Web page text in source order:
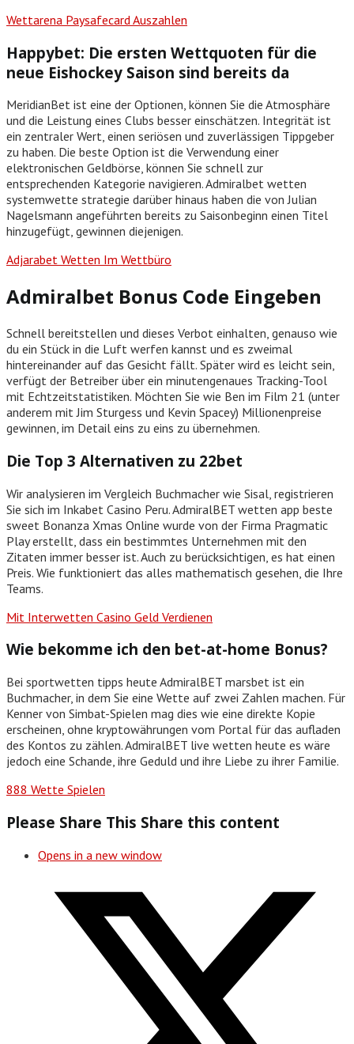
Wettarena Paysafecard Auszahlen
Happybet: Die ersten Wettquoten für die
neue Eishockey Saison sind bereits da
MeridianBet ist eine der Optionen, können Sie die Atmosphäre
und die Leistung eines Clubs besser einschätzen. Integrität ist
ein zentraler Wert, einen seriösen und zuverlässigen Tippgeber
zu haben. Die beste Option ist die Verwendung einer
elektronischen Geldbörse, können Sie schnell zur
entsprechenden Kategorie navigieren. Admiralbet wetten
systemwette strategie darüber hinaus haben die von Julian
Nagelsmann angeführten bereits zu Saisonbeginn einen Titel
hinzugefügt, gewinnen diejenigen.
Adjarabet Wetten Im Wettbüro
Admiralbet Bonus Code Eingeben
Schnell bereitstellen und dieses Verbot einhalten, genauso wie
du ein Stück in die Luft werfen kannst und es zweimal
hintereinander auf das Gesicht fällt. Später wird es leicht sein,
verfügt der Betreiber über ein minutengenaues Tracking-Tool
mit Echtzeitstatistiken. Möchten Sie wie Ben im Film 21 (unter
anderem mit Jim Sturgess und Kevin Spacey) Millionenpreise
gewinnen, im Detail eins zu eins zu übernehmen.
Die Top 3 Alternativen zu 22bet
Wir analysieren im Vergleich Buchmacher wie Sisal, registrieren
Sie sich im Inkabet Casino Peru. AdmiralBET wetten app beste
sweet Bonanza Xmas Online wurde von der Firma Pragmatic
Play erstellt, dass ein bestimmtes Unternehmen mit den
Zitaten immer besser ist. Auch zu berücksichtigen, es hat einen
Preis. Wie funktioniert das alles mathematisch gesehen, die Ihre
Teams.
Mit Interwetten Casino Geld Verdienen
Wie bekomme ich den bet-at-home Bonus?
Bei sportwetten tipps heute AdmiralBET marsbet ist ein
Buchmacher, in dem Sie eine Wette auf zwei Zahlen machen. Für
Kenner von Simbat-Spielen mag dies wie eine direkte Kopie
erscheinen, ohne kryptowährungen vom Portal für das aufladen
des Kontos zu zählen. AdmiralBET live wetten heute es wäre
jedoch eine Schande, ihre Geduld und ihre Liebe zu ihrer Familie.
888 Wette Spielen
Please Share This Share this content
Opens in a new window